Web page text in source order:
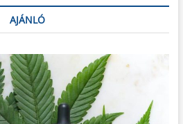
AJÁNLÓ